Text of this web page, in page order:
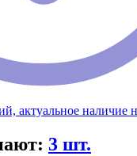
актуальное наличие
3 шт.